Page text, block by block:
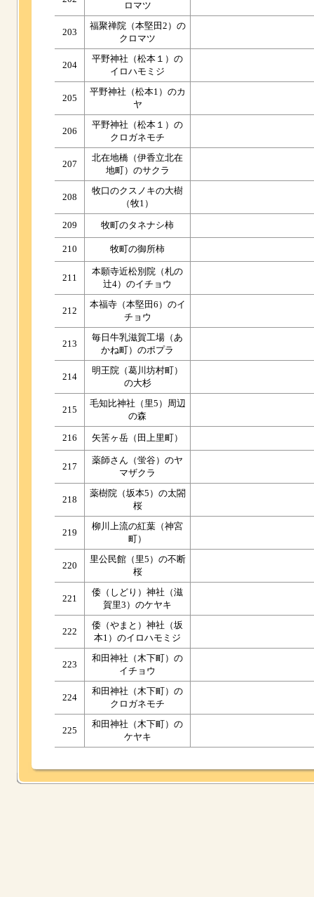
ロマツ
203
福聚禅院（本堅田2）の
クロマツ
204
平野神社（松本１）の
イロハモミジ
205
平野神社（松本1）のカ
ヤ
206
平野神社（松本１）の
クロガネモチ
207
北在地橋（伊香立北在
地町）のサクラ
208
牧口のクスノキの大樹
（牧1）
209 牧町のタネナシ柿
210 牧町の御所柿
211
本願寺近松別院（札の
辻4）のイチョウ
212
本福寺（本堅田6）のイ
チョウ
213
毎日牛乳滋賀工場（あ
かね町）のポプラ
214
明王院（葛川坊村町）
の大杉
215
毛知比神社（里5）周辺
の森
216 矢筈ヶ岳（田上里町）
217
薬師さん（蛍谷）のヤ
マザクラ
218
薬樹院（坂本5）の太閤
桜
219
柳川上流の紅葉（神宮
町）
220
里公民館（里5）の不断
桜
221
倭（しどり）神社（滋
賀里3）のケヤキ
222
倭（やまと）神社（坂
本1）のイロハモミジ
223
和田神社（木下町）の
イチョウ
224
和田神社（木下町）の
クロガネモチ
225
和田神社（木下町）の
ケヤキ